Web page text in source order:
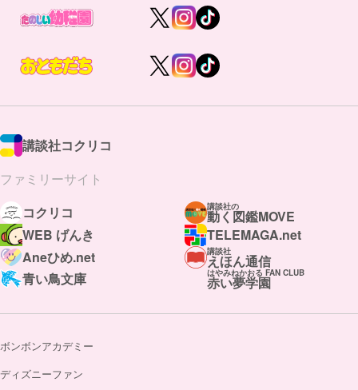
講談社コクリコ
ファミリーサイト
コクリコ
講談社の
動く図鑑MOVE
WEB げんき
TELEMAGA.net
Aneひめ.net
講談社
えほん通信
青い鳥文庫
はやみねかおる FAN CLUB
赤い夢学園
ボンボンアカデミー
ディズニーファン